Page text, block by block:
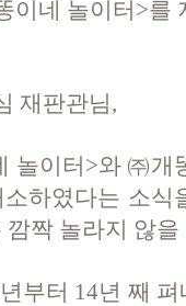
이네 놀이터>를
재판관님,
놀이터>와 ㈜개
하였다는 소
깜짝 놀라지 않
부터 14년 째